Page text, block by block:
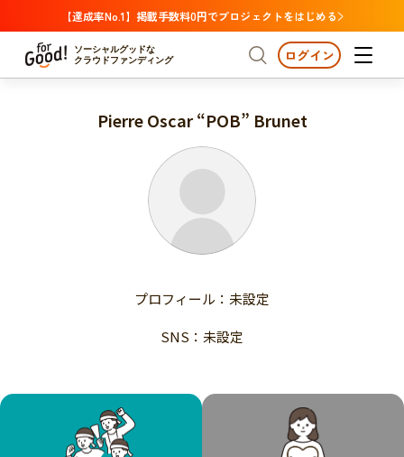
【達成率No.1】掲載手数料0円でプロジェクトをはじめる
ソーシャルグッドな
クラウドファンディング
プロジェクトからさがす 注目
支援金額が多い
支援人数が多い
終了日が近い
国際協力
子ども・教育
フード・農業
文化
環境・エシカル
人権・マイノリティ
支援金額が多い
終了日が近い
カテゴリーからさがす
医療・福祉
子ども・教育
人権・マイノリティ
北海道 青森 岩手 宮城
秋田
福島
ログイン
Pierre Oscar “POB” Brunet
プロフィール：未設定
SNS：未設定